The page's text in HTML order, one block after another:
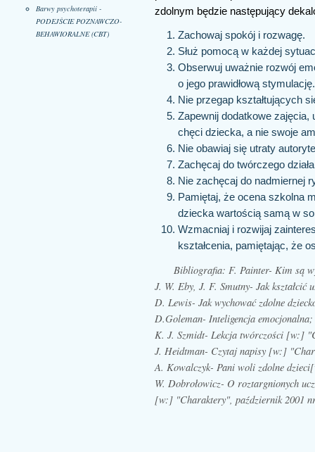
Barwy psychoterapii -
PODEJŚCIE POZNAWCZO-
BEHAWIORALNE (CBT)
zdolnym będzie następujący
Zachowaj spokój i rozwagę.
Służ pomocą w każdej
Obserwuj uważnie rozwój
o jego prawidłową stymulację.
Nie przegap kształtujących
Zapewnij dodatkowe zajęcia,
chęci dziecka, a nie swoje
Nie obawiaj się utraty
Zachęcaj do twórczego
Nie zachęcaj do nadmiernej
Pamiętaj, że ocena szkolna
dziecka wartością samą w
Wzmacniaj i rozwijaj
kształcenia, pamiętając, że
Bibliografia: F. Painter- Kim są
J. W. Eby, J. F. Smutny- Jak kształcić
D. Lewis- Jak wychować zdolne
D.Goleman- Inteligencja
K. J. Szmidt- Lekcja twórczości [w:]
J. Heidtman- Czytaj napisy [w:]
A. Kowalczyk- Pani woli zdolne
W. Dobrołowicz- O roztargnionych
[w:] "Charaktery", październik 2001